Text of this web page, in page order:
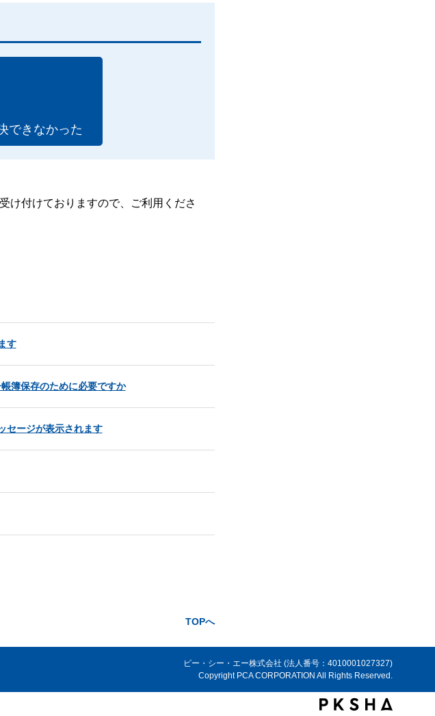
できなかった
け付けておりますので、ご利用くださ
す
簿保存のために必要ですか
セージが表示されます
TOPへ
ピー・シー・エー株式会社 (法人番号：4010001027327)
Copyright PCA CORPORATION All Rights Reserved.